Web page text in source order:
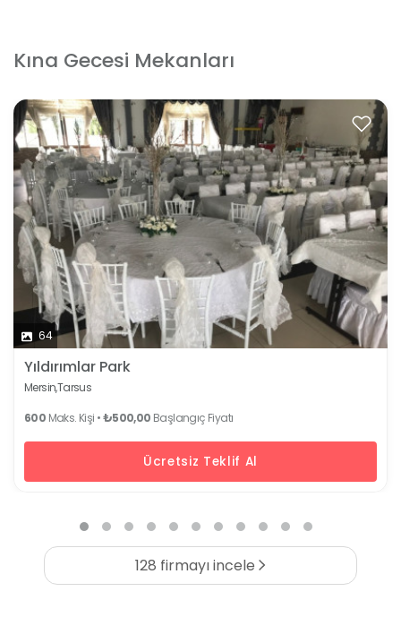
Kına Gecesi Mekanları
64
Yıldırımlar Park
Mersin,Tarsus
600 Maks. Kişi •₺500,00 Başlangıç Fiyatı
Ücretsiz Teklif Al
128 firmayı incele